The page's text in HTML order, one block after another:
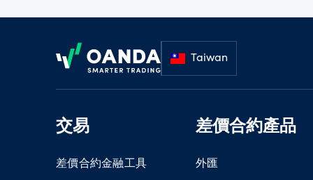
Taiwan
交易
差價合約金融工具
差價合約產品
外匯